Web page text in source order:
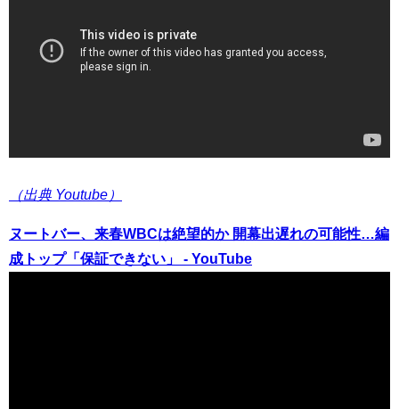
（出典 Youtube）
ヌートバー、来春WBCは絶望的か 開幕出遅れの可能性…編
成トップ「保証できない」 - YouTube